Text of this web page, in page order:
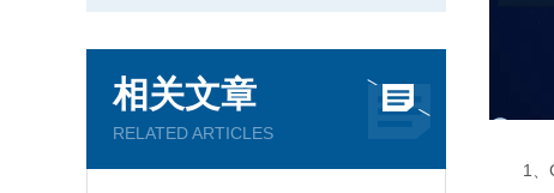
相关文章
RELATED ARTICLES
1、